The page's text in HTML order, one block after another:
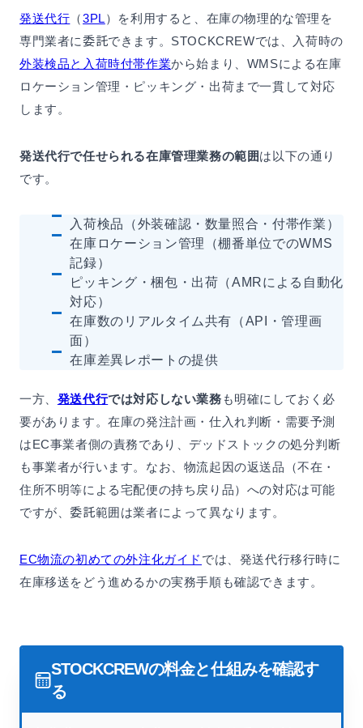
発送代行 （3PL）を利用すると、在庫の物理的な管理を
専門業者に委託できます。STOCKCREWでは、入荷時の
外装検品と入荷時付帯作業から始まり、WMSによる在庫
ロケーション管理・ピッキング・出荷まで一貫して対応
します。
発送代行で任せられる在庫管理業務の範囲は以下の通り
です。
入荷検品（外装確認・数量照合・付帯作業）
在庫ロケーション管理（棚番単位でのWMS
記録）
ピッキング・梱包・出荷（AMRによる自動化
対応）
在庫数のリアルタイム共有（API・管理画
面）
在庫差異レポートの提供
一方、 発送代行では対応しない業務 も明確にしておく必
要があります。在庫の発注計画・仕入れ判断・需要予測
はEC事業者側の責務であり、デッドストックの処分判断
も事業者が行います。なお、物流起因の返送品（不在・
住所不明等による宅配便の持ち戻り品）への対応は可能
ですが、委託範囲は業者によって異なります。
EC物流の初めての外注化ガイド では、発送代行移行時に
在庫移送をどう進めるかの実務手順も確認できます。
STOCKCREWの料金と仕組みを確認す
る